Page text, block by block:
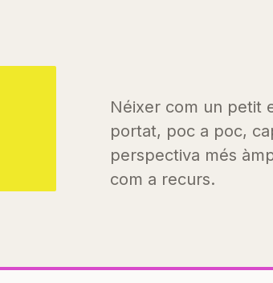
Néixer com un petit
portat, poc a poc,
perspectiva més
com a recurs.